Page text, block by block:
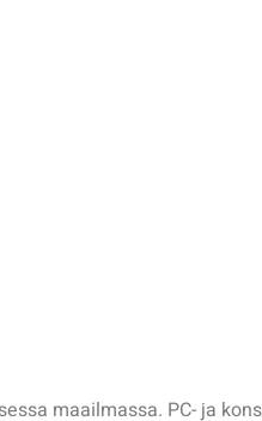
maailmassa. PC- ja